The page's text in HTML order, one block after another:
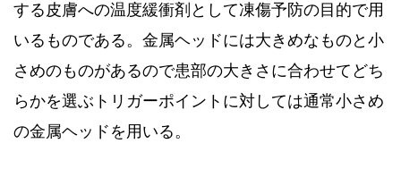
する皮膚への温度緩衝剤として凍傷予防の目的で用
いるものである。 金属ヘッドには大きめなものと小
さめのものがあるので患部の大きさに合わせてどち
らかを選ぶトリガーポイントに対しては通常小さめ
の金属ヘッドを用いる。